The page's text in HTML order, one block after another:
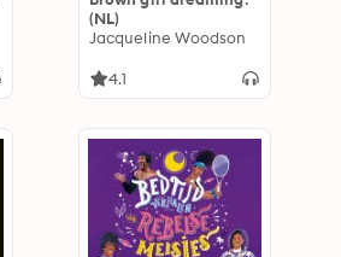
(NL)
Jacqueline Woodson
4.1